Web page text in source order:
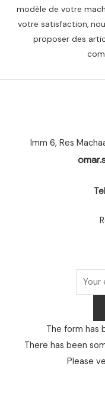
modèle de votre
votre satisfaction,
proposer des
Imm 6, Res
The form has
There has been
Please